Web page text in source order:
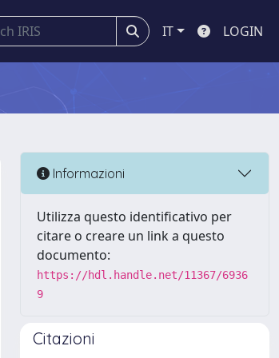
IT LOGIN
Informazioni
Utilizza questo identificativo per
citare o creare un link a questo
documento:
https://hdl.handle.net/11367/6936
9
Citazioni